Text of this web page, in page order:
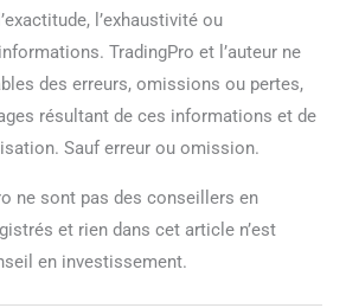
l’exhaustivité ou
TradingPro et l’auteur ne
des erreurs, omissions ou pertes,
résultant de ces informations et de
Sauf erreur ou omission.
ne sont pas des conseillers en
et rien dans cet article n’est
en investissement.